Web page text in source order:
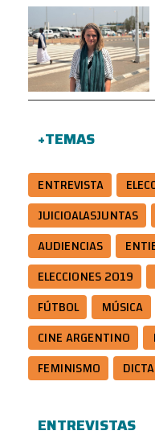
+TEMAS
ENTREVISTA
JUICIOALASJUNTAS
AUDIENCIAS
ELECCIONES 2019
FÚTBOL
MÚSICA
CINE ARGENTINO
FEMINISMO
ENTREVISTAS